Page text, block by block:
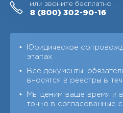
или звоните бесплатно
8 (800) 302-90-16
Юридическое
этапах
Все документы,
вносятся в реестры в
Мы ценим ваше время и
точно в согласованные